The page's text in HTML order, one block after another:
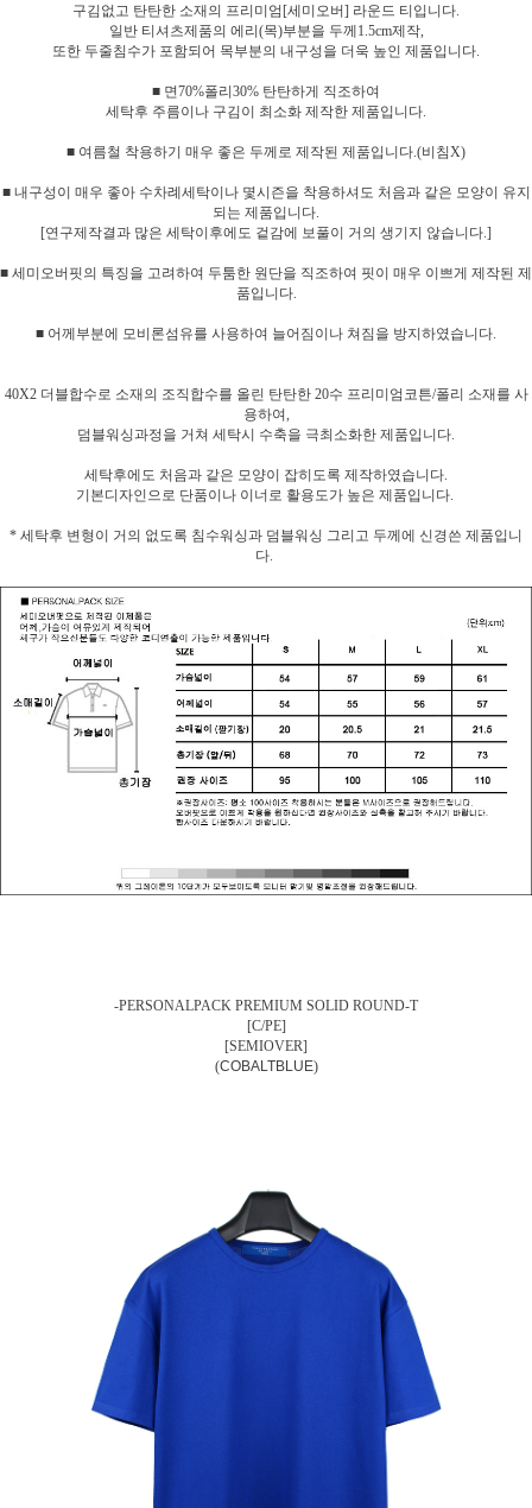
구김없고 탄탄한 소재의 프리미엄[세미오버] 라운드 티입니다.
일반 티셔츠제품의 에리(목)부분을 두께1.5cm제작,
또한 두줄침수가 포함되어 목부분의 내구성을 더욱 높인 제품입니다.
■ 면70%폴리30% 탄탄하게 직조하여
세탁후 주름이나 구김이 최소화 제작한 제품입니다.
■ 여름철 착용하기 매우 좋은 두께로 제작된 제품입니다.(비침X)
■ 내구성이 매우 좋아 수차례세탁이나 몇시즌을 착용하셔도 처음과 같은 모양이 유지
되는 제품입니다.
[연구제작결과 많은 세탁이후에도 겉감에 보풀이 거의 생기지 않습니다.]
■ 세미오버핏의 특징을 고려하여 두툼한 원단을 직조하여 핏이 매우 이쁘게 제작된 제
품입니다.
■ 어께부분에 모비론섬유를 사용하여 늘어짐이나 쳐짐을 방지하였습니다.
40X2 더블합수로 소재의 조직합수를 올린 탄탄한 20수 프리미엄코튼/폴리 소재를 사
용하여,
덤블워싱과정을 거쳐 세탁시 수축을 극최소화한 제품입니다.
세탁후에도 처음과 같은 모양이 잡히도록 제작하였습니다.
기본디자인으로 단품이나 이너로 활용도가 높은 제품입니다.
* 세탁후 변형이 거의 없도록 침수워싱과 덤블워싱 그리고 두께에 신경쓴 제품입니
다.
-PERSONALPACK PREMIUM SOLID ROUND-T
[C/PE]
[SEMIOVER]
(COBALTBLUE)